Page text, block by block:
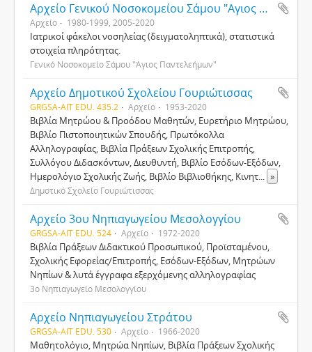
Αρχείο Γενικού Νοσοκομείου Σάμου "Αγιος Παντελεήμων"
Αρχείο 1980-1999, 2005-2020
Ιατρικοί φάκελοι νοσηλείας (δειγματοληπτικά), στατιστικά
στοιχεία πληρότητας.
Γενικό Νοσοκομείο Σάμου "Άγιος Παντελεήμων"
Αρχείο Δημοτικού Σχολείου Γουριώτισσας
GRGSA-AIT EDU. 435.2 Αρχείο 1953-2020
Βιβλία Μητρώου & Προόδου Μαθητών, Ευρετήριο Μητρώου,
Βιβλίο Πιστοποιητικών Σπουδής, Πρωτόκολλα
Αλληλογραφίας, Βιβλία Πράξεων Σχολικής Επιτροπής,
Συλλόγου Διδασκόντων, Διευθυντή, Βιβλίο Εσόδων-Εξόδων,
Ημερολόγιο Σχολικής Ζωής, Βιβλίο Βιβλιοθήκης, Κινητ... »
Δημοτικό Σχολείο Γουριώτισσας
Αρχείο 3ου Νηπιαγωγείου Μεσολογγίου
GRGSA-AIT EDU. 524 Αρχείο 1972-2020
Βιβλία Πράξεων Διδακτικού Προσωπικού, Προϊσταμένου,
Σχολικής Εφορείας/Επιτροπής, Εσόδων-Εξόδων, Μητρώων
Νηπίων & λυτά έγγραφα εξερχόμενης αλληλογραφίας
3ο Νηπιαγωγείο Μεσολογγίου
Αρχείο Νηπιαγωγείου Στράτου
GRGSA-AIT EDU. 530 Αρχείο 1966-2020
Μαθητολόγιο, Μητρώα Νηπίων, Βιβλία Πράξεων Σχολικής